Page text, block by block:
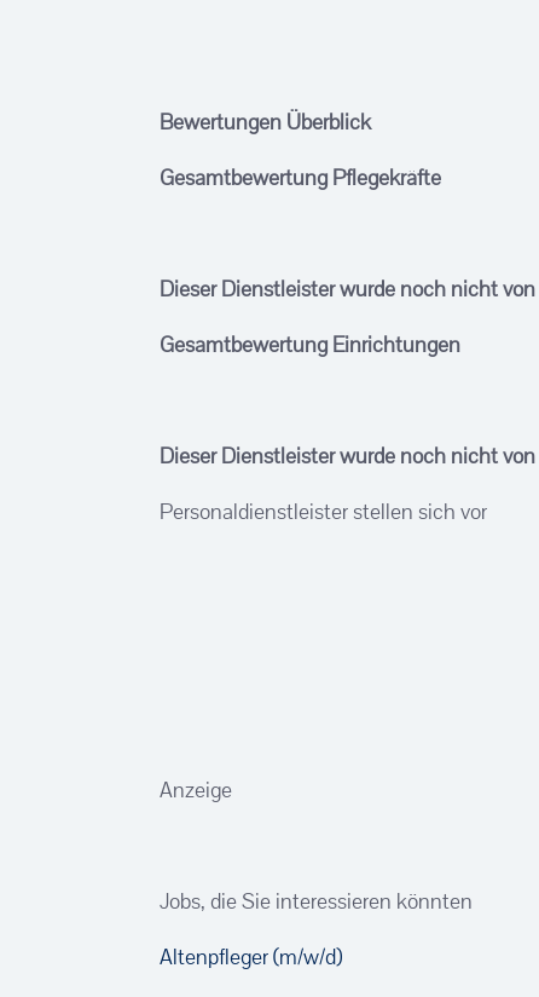
Bewertungen Überblick
Gesamtbewertung Pflegekräfte
Dieser Dienstleister wurde noch nicht
Gesamtbewertung Einrichtungen
Dieser Dienstleister wurde noch nicht
Personaldienstleister stellen sich vor
Anzeige
Jobs, die Sie interessieren könnten
Altenpfleger (m/w/d)